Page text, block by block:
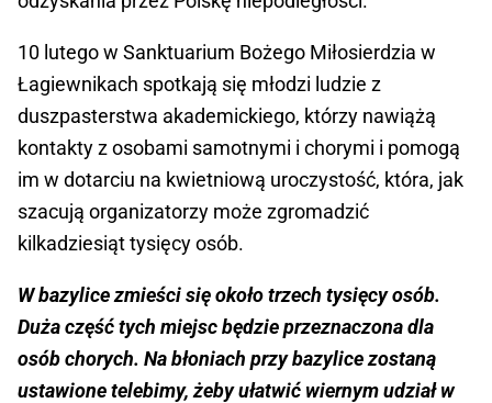
10 lutego w Sanktuarium Bożego Miłosierdzia w
Łagiewnikach spotkają się młodzi ludzie z
duszpasterstwa akademickiego, którzy nawiążą
kontakty z osobami samotnymi i chorymi i pomogą
im w dotarciu na kwietniową uroczystość, która, jak
szacują organizatorzy może zgromadzić
kilkadziesiąt tysięcy osób.
W bazylice zmieści się około trzech tysięcy osób.
Duża część tych miejsc będzie przeznaczona dla
osób chorych. Na błoniach przy bazylice zostaną
ustawione telebimy, żeby ułatwić wiernym udział w